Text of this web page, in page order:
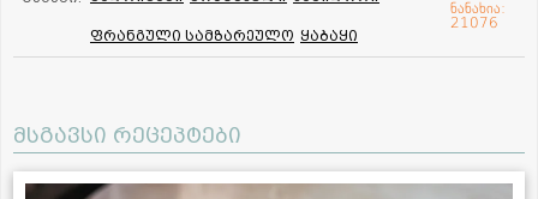
ფრანგული სამზარეულო ყაბაყი
ნანახია:
21076
მსგავსი რეცეპტები